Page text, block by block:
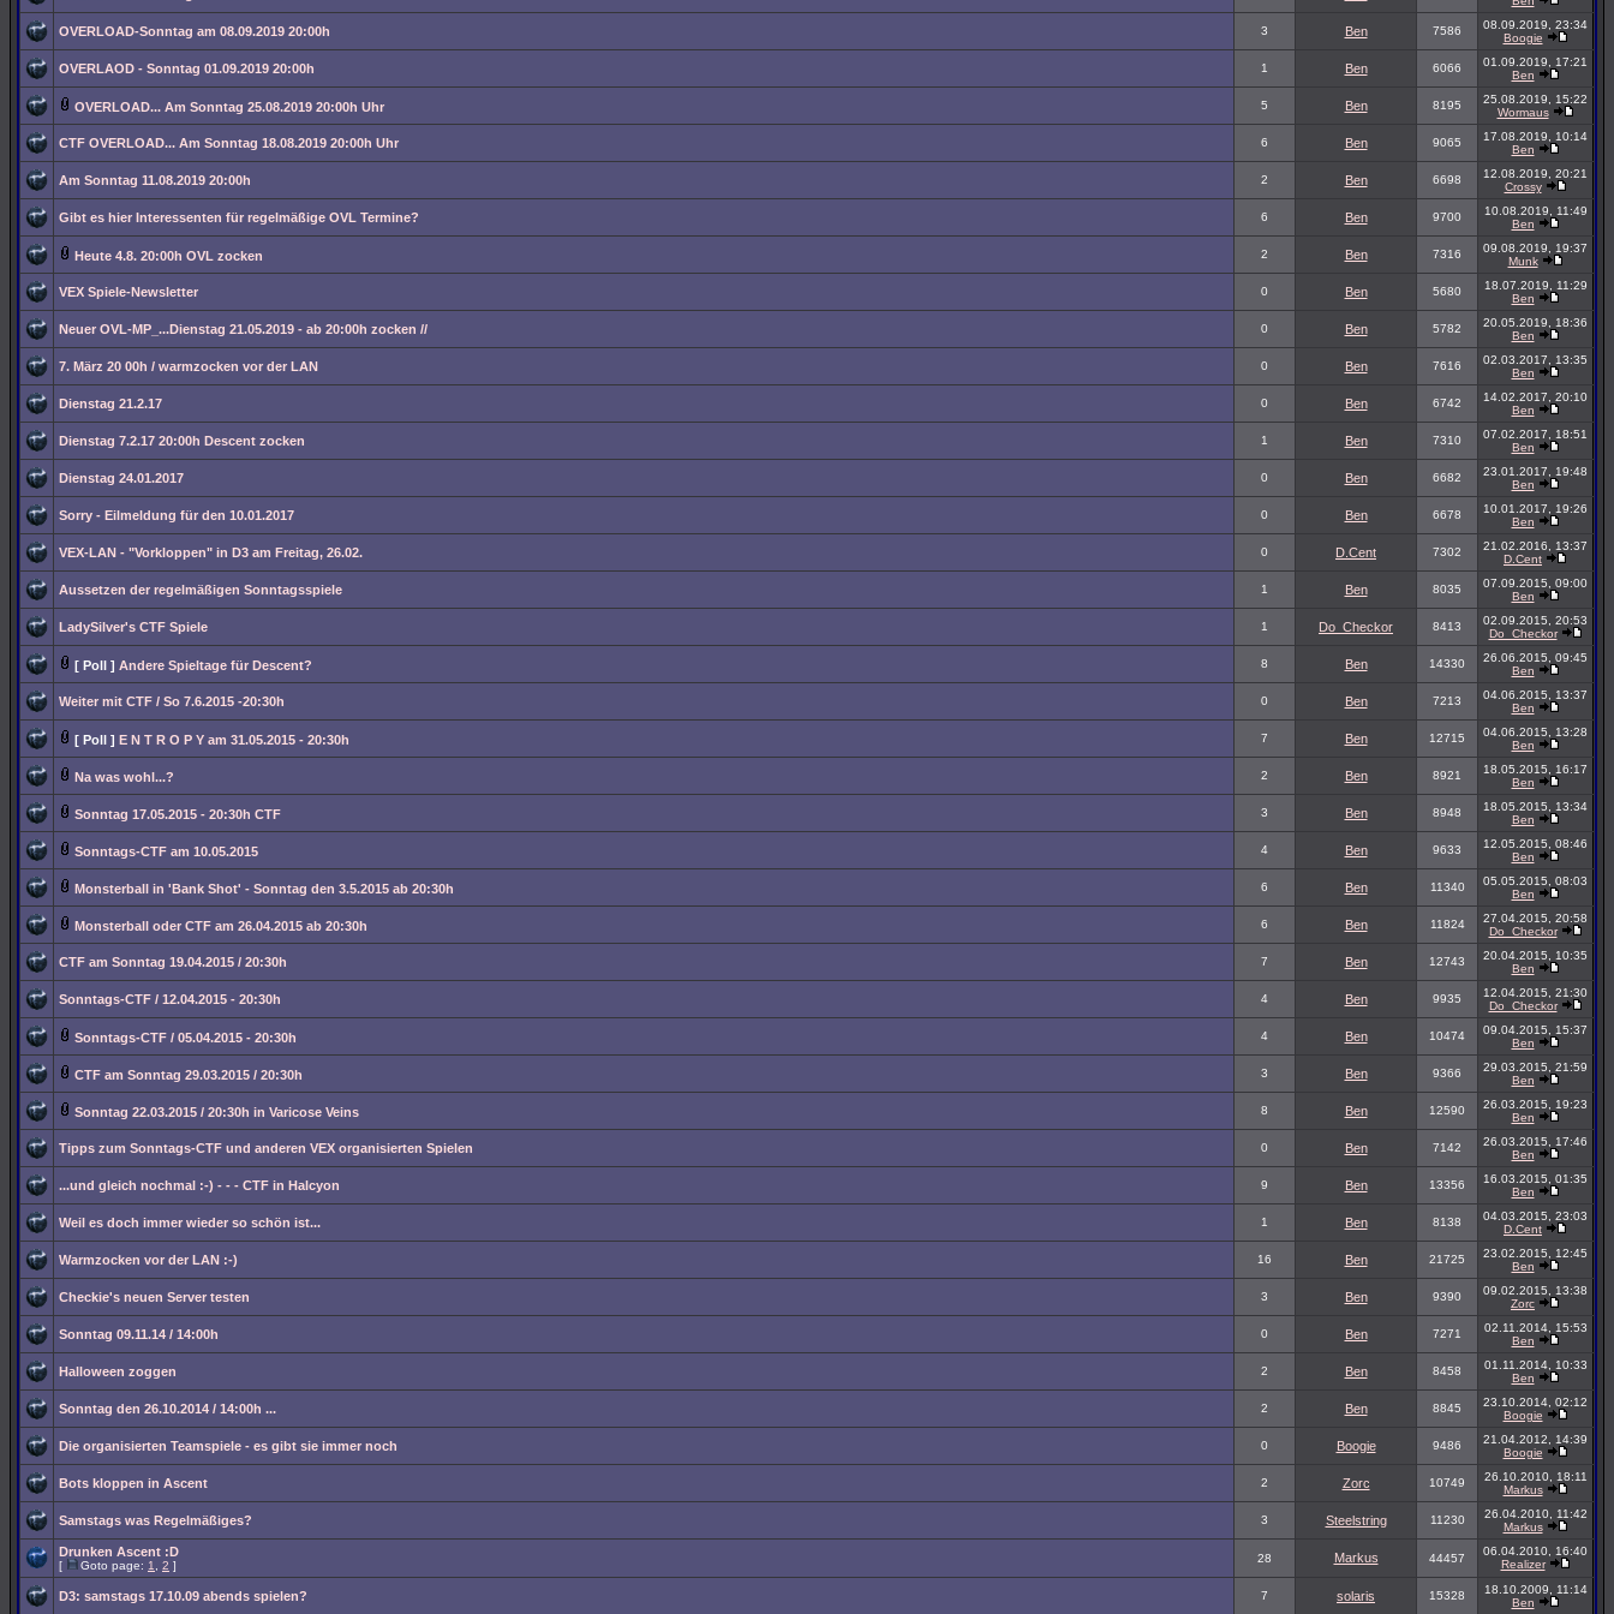
OVERLOAD-Sonntag am 08.09.2019 20:00h 3 Ben 7586
08.09.2019, 23:34
Boogie
OVERLAOD - Sonntag 01.09.2019 20:00h 1 Ben 6066
01.09.2019, 17:21
Ben
OVERLOAD... Am Sonntag 25.08.2019 20:00h Uhr 5 Ben 8195
25.08.2019, 15:22
Wormaus
CTF OVERLOAD... Am Sonntag 18.08.2019 20:00h Uhr 6 Ben 9065
17.08.2019, 10:14
Ben
Am Sonntag 11.08.2019 20:00h 2 Ben 6698
12.08.2019, 20:21
Crossy
Gibt es hier Interessenten für regelmäßige OVL Termine? 6 Ben 9700
10.08.2019, 11:49
Ben
Heute 4.8. 20:00h OVL zocken 2 Ben 7316
09.08.2019, 19:37
Munk
VEX Spiele-Newsletter 0 Ben 5680
18.07.2019, 11:29
Ben
Neuer OVL-MP_...Dienstag 21.05.2019 - ab 20:00h zocken // 0 Ben 5782
20.05.2019, 18:36
Ben
7. März 20 00h / warmzocken vor der LAN 0 Ben 7616
02.03.2017, 13:35
Ben
Dienstag 21.2.17 0 Ben 6742
14.02.2017, 20:10
Ben
Dienstag 7.2.17 20:00h Descent zocken 1 Ben 7310
07.02.2017, 18:51
Ben
Dienstag 24.01.2017 0 Ben 6682
23.01.2017, 19:48
Ben
Sorry - Eilmeldung für den 10.01.2017 0 Ben 6678
10.01.2017, 19:26
Ben
VEX-LAN - "Vorkloppen" in D3 am Freitag, 26.02. 0 D.Cent 7302
21.02.2016, 13:37
D.Cent
Aussetzen der regelmäßigen Sonntagsspiele 1 Ben 8035
07.09.2015, 09:00
Ben
LadySilver's CTF Spiele 1 Do_Checkor 8413
02.09.2015, 20:53
Do_Checkor
[ Poll ] Andere Spieltage für Descent? 8 Ben 14330
26.06.2015, 09:45
Ben
Weiter mit CTF / So 7.6.2015 -20:30h 0 Ben 7213
04.06.2015, 13:37
Ben
[ Poll ] E N T R O P Y am 31.05.2015 - 20:30h 7 Ben 12715
04.06.2015, 13:28
Ben
Na was wohl...? 2 Ben 8921
18.05.2015, 16:17
Ben
Sonntag 17.05.2015 - 20:30h CTF 3 Ben 8948
18.05.2015, 13:34
Ben
Sonntags-CTF am 10.05.2015 4 Ben 9633
12.05.2015, 08:46
Ben
Monsterball in 'Bank Shot' - Sonntag den 3.5.2015 ab 20:30h 6 Ben 11340
05.05.2015, 08:03
Ben
Monsterball oder CTF am 26.04.2015 ab 20:30h 6 Ben 11824
27.04.2015, 20:58
Do_Checkor
CTF am Sonntag 19.04.2015 / 20:30h 7 Ben 12743
20.04.2015, 10:35
Ben
Sonntags-CTF / 12.04.2015 - 20:30h 4 Ben 9935
12.04.2015, 21:30
Do_Checkor
Sonntags-CTF / 05.04.2015 - 20:30h 4 Ben 10474
09.04.2015, 15:37
Ben
CTF am Sonntag 29.03.2015 / 20:30h 3 Ben 9366
29.03.2015, 21:59
Ben
Sonntag 22.03.2015 / 20:30h in Varicose Veins 8 Ben 12590
26.03.2015, 19:23
Ben
Tipps zum Sonntags-CTF und anderen VEX organisierten Spielen 0 Ben 7142
26.03.2015, 17:46
Ben
...und gleich nochmal :-) - - - CTF in Halcyon 9 Ben 13356
16.03.2015, 01:35
Ben
Weil es doch immer wieder so schön ist... 1 Ben 8138
04.03.2015, 23:03
D.Cent
Warmzocken vor der LAN :-) 16 Ben 21725
23.02.2015, 12:45
Ben
Checkie's neuen Server testen 3 Ben 9390
09.02.2015, 13:38
Zorc
Sonntag 09.11.14 / 14:00h 0 Ben 7271
02.11.2014, 15:53
Ben
Halloween zoggen 2 Ben 8458
01.11.2014, 10:33
Ben
Sonntag den 26.10.2014 / 14:00h ... 2 Ben 8845
23.10.2014, 02:12
Boogie
Die organisierten Teamspiele - es gibt sie immer noch 0 Boogie 9486
21.04.2012, 14:39
Boogie
Bots kloppen in Ascent 2 Zorc 10749
26.10.2010, 18:11
Markus
Samstags was Regelmäßiges? 3 Steelstring 11230
26.04.2010, 11:42
Markus
Drunken Ascent :D
[ Goto page: 1 2 ]
28 Markus 44457
06.04.2010, 16:40
Realizer
D3: samstags 17.10.09 abends spielen? 7 solaris 15328
18.10.2009, 11:14
Ben